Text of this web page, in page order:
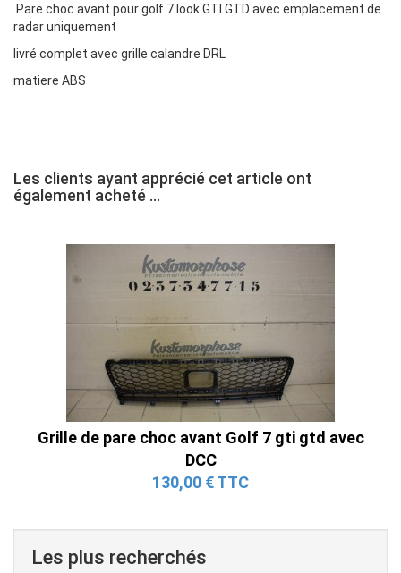
Pare choc avant pour golf 7 look GTI GTD avec emplacement de
radar uniquement
livré complet avec grille calandre DRL
matiere ABS
Les clients ayant apprécié cet article ont
également acheté ...
Grille de pare choc avant Golf 7 gti gtd avec
DCC
130,00 € TTC
Les plus recherchés